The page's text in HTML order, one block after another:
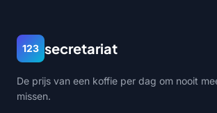
123 secretariat
De prijs van een koffie per dag om nooit
missen.